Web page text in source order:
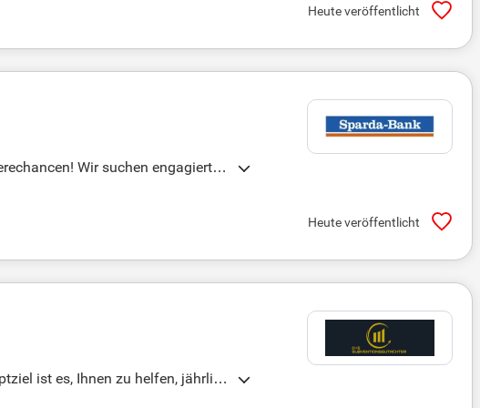
Heute veröffentlicht
Wir suchen engagierte
sicheren Arbeitsumfeld, tariflic
56.000 € und 78.000 €. B
Heute veröffentlicht
ist es, Ihnen zu helfen, jährlich
Gestaltung Ihrer finanziell